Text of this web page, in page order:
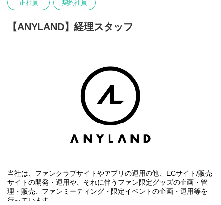
募集中です。
■主な業務内容
・LTV（顧客生涯価値）向上および解約率（チャーンレート）改善
のためのデータドリブンなCRM戦略の策定、実行
・ファンエンゲージメントを最大化する中長期的なサービス開
発、改善ロードマップの策定
・イベントやMD部門と連携した、FC限定コンテンツやクロスセ
ル・アップセル施策の統括/推進 など
体戦略およびP/L責任を担います。
・IPの価値最大化に向けた事業パートナーとしてトップ同士の折
衝・企画立案を行えます。
正社員 契約社員
【ANYLAND】経理スタッフ
当社は、ファンクラブサイトやアプリの運用の他、ECサイト/販売
サイトの開発・運用や、それに伴うファン限定グッズの企画・管
理・販売、ファンミーティング・限定イベントの企画・運用等を
行っています。